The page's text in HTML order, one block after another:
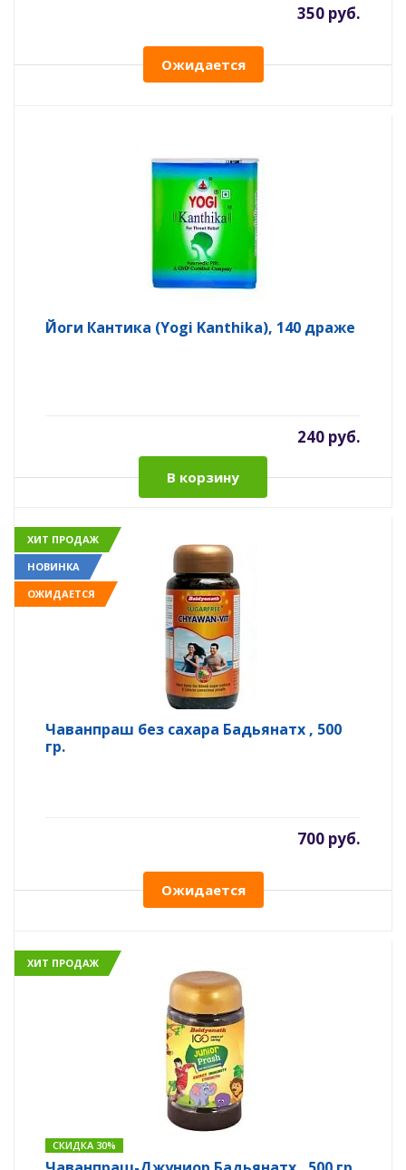
350 руб.
Ожидается
Йоги Кантика (Yogi Kanthika), 140 драже
240 руб.
В корзину
ХИТ ПРОДАЖ
НОВИНКА
ОЖИДАЕТСЯ
Чаванпраш без сахара Бадьянатх , 500
гр.
700 руб.
Ожидается
ХИТ ПРОДАЖ
СКИДКА 30%